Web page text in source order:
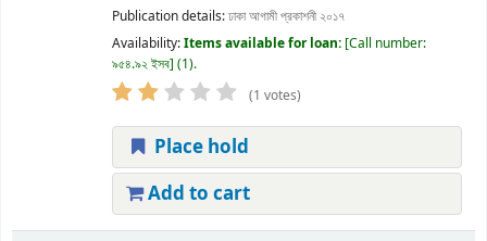
Publication details:ঢাকাআগামী প্রকাশনী ২০১৭
Availability:Items available for loan: Call number:
৯৫৪.৯২ ইসব (1).
(1 votes)
Place hold
Add to cart